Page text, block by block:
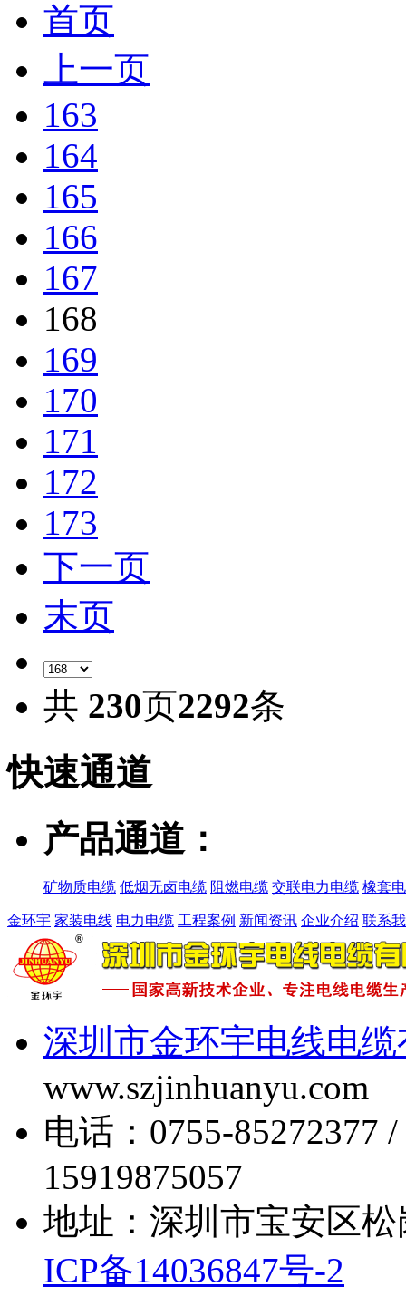
首页
上一页
163
164
165
166
167
168
169
170
171
172
173
下一页
末页
共 230页2292条
快速通道
产品通道：
矿物质电缆 低烟无卤电缆 阻燃电缆 交联电力电缆 橡套
金环宇 家装电线 电力电缆 工程案例 新闻资讯 企业介绍 联系
深圳市金环宇电线电
www.szjinhuanyu.com
电话：0755-85272377
15919875057
地址：深圳市宝安区
ICP备14036847号-2